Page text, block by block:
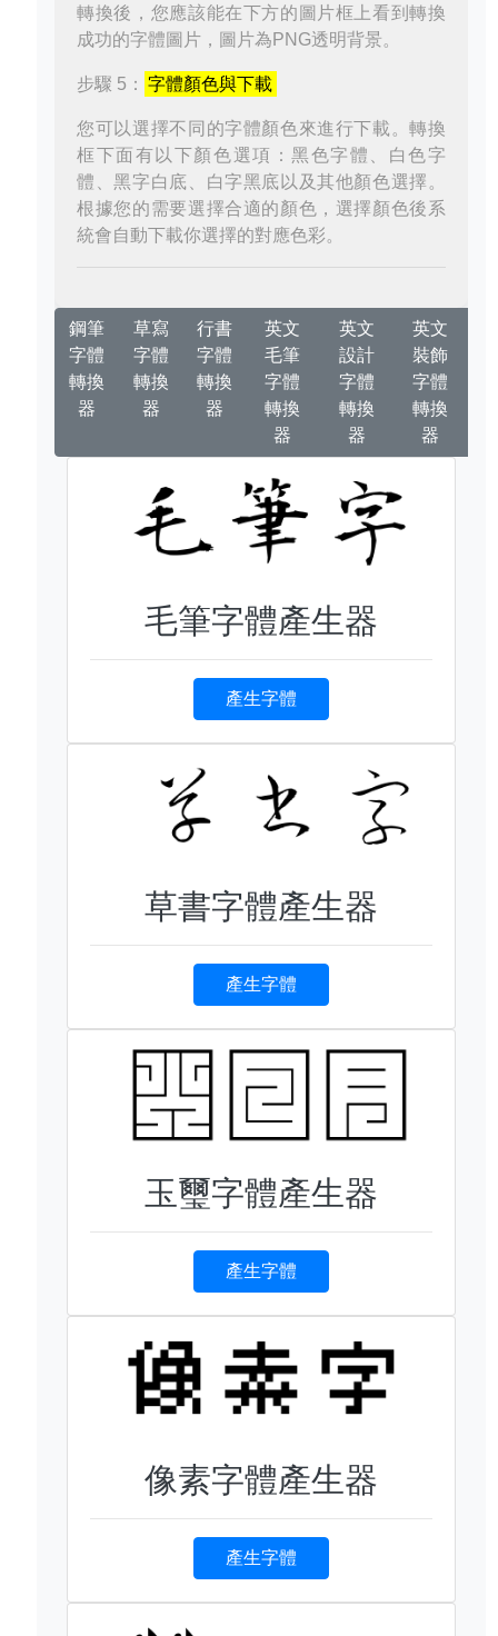
轉換後，您應該能在下方的圖片框上看到轉換
成功的字體圖片，圖片為PNG透明背景。
步驟 5： 字體顏色與下載
您可以選擇不同的字體顏色來進行下載。轉換
框下面有以下顏色選項：黑色字體、白色字
體、黑字白底、白字黑底以及其他顏色選擇。
根據您的需要選擇合適的顏色，選擇顏色後系
統會自動下載你選擇的對應色彩。
鋼筆
字體
轉換
器
草寫
字體
轉換
器
行書
字體
轉換
器
英文
毛筆
字體
轉換
器
英文
設計
字體
轉換
器
英文
裝飾
字體
轉換
器
毛筆字體產生器
產生字體
草書字體產生器
產生字體
玉璽字體產生器
產生字體
像素字體產生器
產生字體